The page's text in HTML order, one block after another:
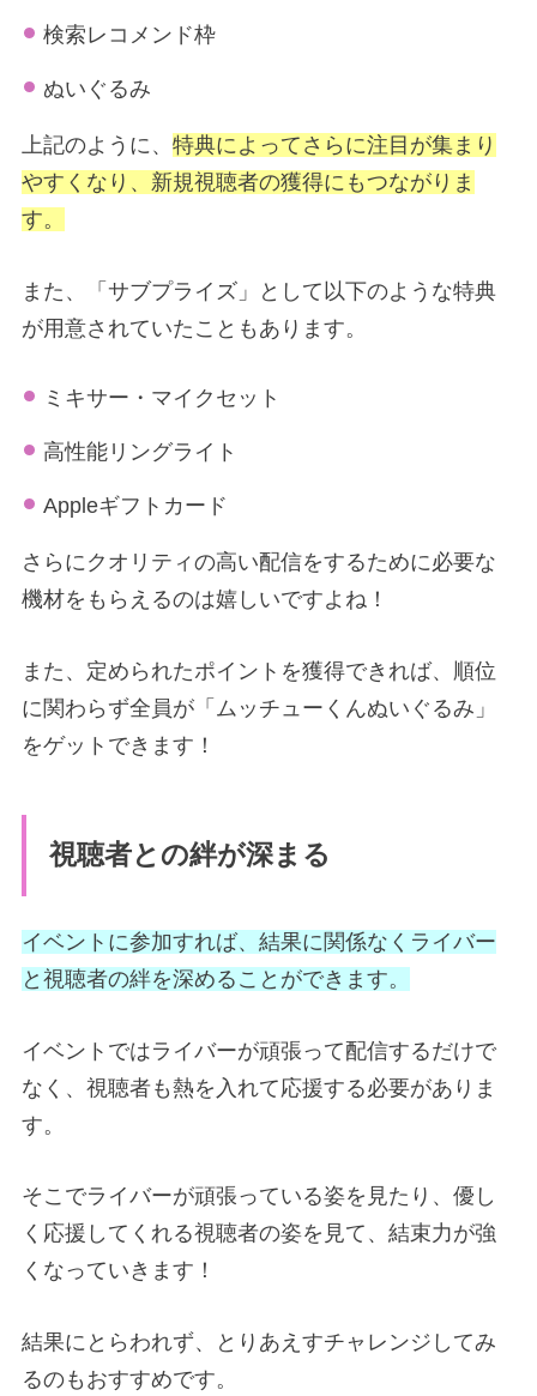
検索レコメンド枠
ぬいぐるみ
上記のように、 特典によってさらに注目が集まり
やすくなり、新規視聴者の獲得にもつながりま
す。
また、「サブプライズ」として以下のような特典
が用意されていたこともあります。
ミキサー・マイクセット
高性能リングライト
Appleギフトカード
さらにクオリティの高い配信をするために必要な
機材をもらえるのは嬉しいですよね！
また、定められたポイントを獲得できれば、順位
に関わらず全員が「ムッチューくんぬいぐるみ」
をゲットできます！
視聴者との絆が深まる
イベントに参加すれば、結果に関係なくライバー
と視聴者の絆を深めることができます。
イベントではライバーが頑張って配信するだけで
なく、視聴者も熱を入れて応援する必要がありま
す。
そこでライバーが頑張っている姿を見たり、優し
く応援してくれる視聴者の姿を見て、結束力が強
くなっていきます！
結果にとらわれず、とりあえすチャレンジしてみ
るのもおすすめです。